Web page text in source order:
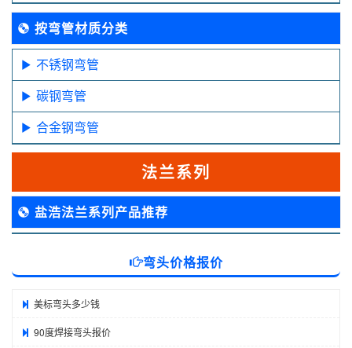
按弯管材质分类
不锈钢弯管
碳钢弯管
合金钢弯管
法兰系列
盐浩法兰系列产品推荐
弯头价格报价
美标弯头多少钱
90度焊接弯头报价